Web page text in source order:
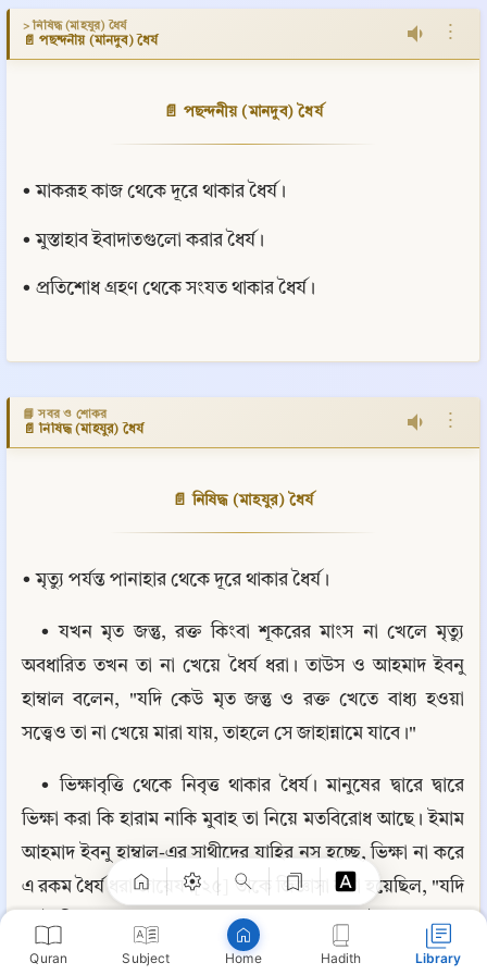
Quran Subject Home Hadith Library
> নিষিদ্ধ (মাহযুর) ধৈর্য
📄 পছন্দনীয় (মানদুব) ধৈর্য ⋮
📄 পছন্দনীয় (মানদুব) ধৈর্য
• মাকরূহ কাজ থেকে দূরে থাকার ধৈর্য।
• মুস্তাহাব ইবাদাতগুলো করার ধৈর্য।
• প্রতিশোধ গ্রহণ থেকে সংযত থাকার ধৈর্য।
📘 সবর ও শোকর
📄 নিষিদ্ধ (মাহযুর) ধৈর্য ⋮
📄 নিষিদ্ধ (মাহযুর) ধৈর্য
• মৃত্যু পর্যন্ত পানাহার থেকে দূরে থাকার ধৈর্য।
• যখন মৃত জন্তু, রক্ত কিংবা শূকরের মাংস না খেলে মৃত্যু
অবধারিত তখন তা না খেয়ে ধৈর্য ধরা। তাউস ও আহমাদ ইবনু
হাম্বাল বলেন, "যদি কেউ মৃত জন্তু ও রক্ত খেতে বাধ্য হওয়া
সত্ত্বেও তা না খেয়ে মারা যায়, তাহলে সে জাহান্নামে যাবে।"
• ভিক্ষাবৃত্তি থেকে নিবৃত্ত থাকার ধৈর্য। মানুষের দ্বারে দ্বারে
ভিক্ষা করা কি হারাম নাকি মুবাহ তা নিয়ে মতবিরোধ আছে। ইমাম
আহমাদ ইবনু হাম্বাল-এর সাথীদের যাহির নস হচ্ছে, ভিক্ষা না করে
এ রকম ধৈর্য ধরা জায়েয।[২৫] তাকে জিজ্ঞাসা করা হয়েছিল, "যদি
কেউ ভিক্ষা না করলে মৃত্যুর আশঙ্কা করে তাহলে?” ইমাম আহমাদ
বলেন, "না, সে মারা যাবে না। আল্লাহ তার জন্য বরাদ্দকৃত রিযিক
Copy